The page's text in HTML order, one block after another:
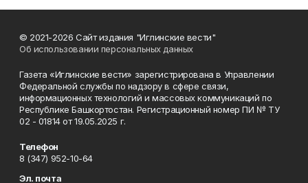
© 2021-2026 Сайт издания "Иглинские вести"
Об использовании персональных данных
Газета «Иглинские вести» зарегистрирована в Управлении
Федеральной службы по надзору в сфере связи,
информационных технологий и массовых коммуникаций по
Республике Башкортостан. Регистрационный номер ПИ № ТУ
02 - 01814 от 19.05.2025 г.
Телефон
8 (347) 952-10-64
Эл. почта